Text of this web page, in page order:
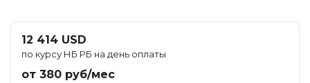
12 414 USD
по курсу НБ РБ на день оплаты
от 380 руб/мес